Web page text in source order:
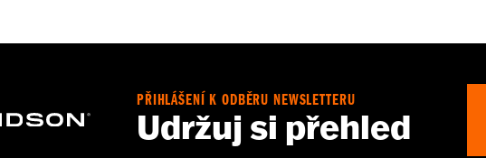
www.h-d.com/warranty for full details
limited leg and cosmetic vehicle protection under unique
slide). They are not made nor intended to provide protection from
PŘIHLÁŠENÍ K ODBĚRU NEWSLETTERU
Udržuj si přehled